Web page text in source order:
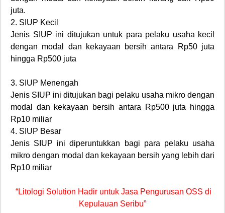
juta.
2. SIUP Kecil
Jenis SIUP ini ditujukan untuk para pelaku usaha kecil
dengan modal dan kekayaan bersih antara Rp50 juta
hingga Rp500 juta
3. SIUP Menengah
Jenis SIUP ini ditujukan bagi pelaku usaha mikro dengan
modal dan kekayaan bersih antara Rp500 juta hingga
Rp10 miliar
4. SIUP Besar
Jenis SIUP ini diperuntukkan bagi para pelaku usaha
mikro dengan modal dan kekayaan bersih yang lebih dari
Rp10 miliar
“Litologi Solution Hadir untuk Jasa Pengurusan OSS di
Kepulauan Seribu”